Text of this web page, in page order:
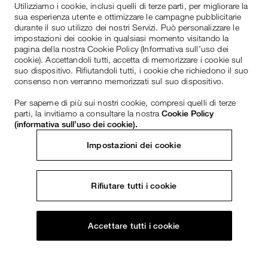
Utilizziamo i cookie, inclusi quelli di terze parti, per migliorare la
sua esperienza utente e ottimizzare le campagne pubblicitarie
durante il suo utilizzo dei nostri Servizi. Può personalizzare le
impostazioni dei cookie in qualsiasi momento visitando la
pagina della nostra Cookie Policy (Informativa sull’uso dei
cookie). Accettandoli tutti, accetta di memorizzare i cookie sul
suo dispositivo. Rifiutandoli tutti, i cookie che richiedono il suo
consenso non verranno memorizzati sul suo dispositivo.
Per saperne di più sui nostri cookie, compresi quelli di terze
parti, la invitiamo a consultare la nostraCookie Policy
(informativa sull’uso dei cookie).
Impostazioni dei cookie
Rifiutare tutti i cookie
Accettare tutti i cookie